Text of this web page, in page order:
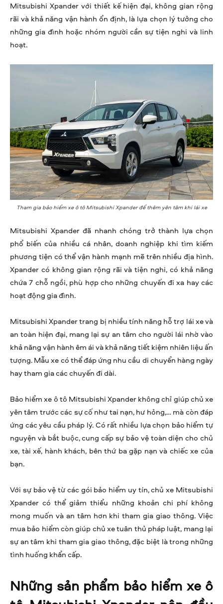
Mitsubishi Xpander với thiết kế hiện đại, không gian rộng
rãi và khả năng vận hành ổn định, là lựa chọn lý tưởng cho
những gia đình hoặc nhóm người cần sự tiện nghi và linh
hoạt.
Tham gia bảo hiểm xe ô tô Mitsubishi Xpander để thêm yên tâm khi lái xe
Mitsubishi Xpander đã nhanh chóng trở thành lựa chọn
phổ biến của nhiều cá nhân, doanh nghiệp khi tìm kiếm
phương tiện có thể vận hành mạnh mẽ trên nhiều địa hình.
Xpander có không gian rộng rãi và tiện nghi, có khả năng
chứa 7 chỗ ngồi, phù hợp cho những chuyến đi xa hay các
hoạt động gia đình.
Mitsubishi Xpander trang bị nhiều tính năng hỗ trợ lái xe và
an toàn hiện đại, mang lại sự an tâm cho người lái nhờ vào
khả năng vận hành êm ái và khả năng tiết kiệm nhiên liệu ấn
tượng. Mẫu xe có thể đáp ứng nhu cầu di chuyển hàng ngày
hay tham gia các chuyến đi dài.
Bảo hiểm xe ô tô Mitsubishi Xpander không chỉ giúp chủ xe
yên tâm trước các sự cố như tai nạn, hư hỏng,… mà còn đáp
ứng các yêu cầu pháp lý. Có rất nhiều lựa chọn bảo hiểm tự
nguyện và bắt buộc, cung cấp sự bảo vệ toàn diện cho chủ
xe, tài xế, hành khách, bên thứ ba gặp nạn và chiếc xe của
bạn.
Với sự bảo vệ từ các gói bảo hiểm uy tín, chủ xe Mitsubishi
Xpander có thể giảm thiểu những khoản chi phí không
mong muốn và an tâm hơn khi tham gia giao thông. Việc
mua bảo hiểm còn giúp chủ xe tuân thủ pháp luật, mang lại
sự an tâm khi tham gia giao thông, đặc biệt là trong những
tình huống khẩn cấp.
Những sản phẩm bảo hiểm xe ô